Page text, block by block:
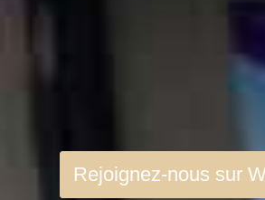
Rejoignez-nous sur